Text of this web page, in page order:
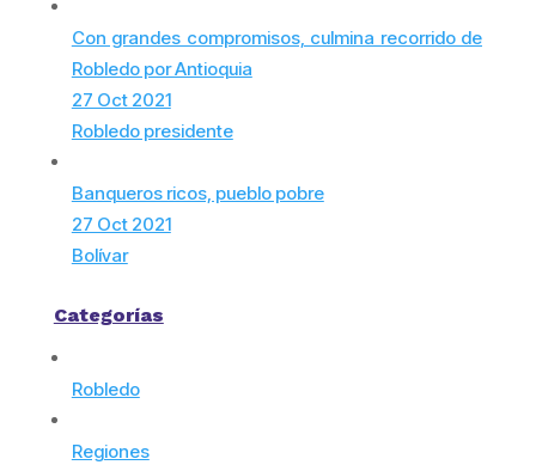
Con grandes compromisos, culmina recorrido de
Robledo por Antioquia
27 Oct 2021
Robledo presidente
Banqueros ricos, pueblo pobre
27 Oct 2021
Bolívar
Categorías
Robledo
Regiones